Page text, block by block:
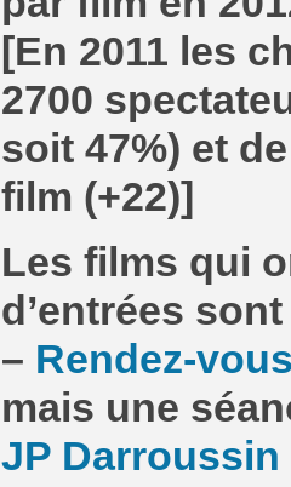
[En 2011 les
2700
soit 47%) et
film (+22)]
Les films qui
d’entrées
– Rendez-
mais une
JP Darroussin